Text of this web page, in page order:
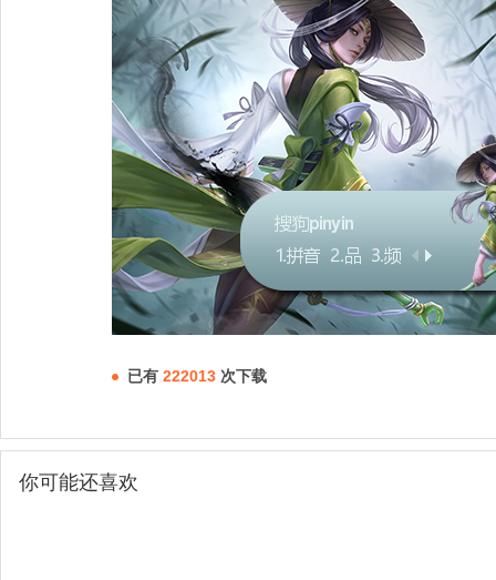
已有 222013 次下载
你可能还喜欢